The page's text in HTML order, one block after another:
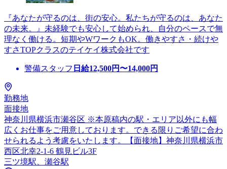
『あなたが守るのは、街の安心。私たちが守るのは、あなた
の未来。』未経験でも安心して始められ、自分のペースで無
理なく働ける。短期やWワークもOK。働きやすさ・続けや
すさTOPクラスのテイケイ株式会社です
警備スタッフ 日給12,500円〜14,000円
勤務地
面接地
神奈川県横浜市瀬谷区 ※本原稿内の駅・エリア以外にも幅
広くお仕事をご用意しております。できる限りご希望に合わ
せられるよう考慮をいたします。【面接地】神奈川県横浜市
西区北幸2-1-6 鶴見ビル3F
三ツ境駅、瀬谷駅